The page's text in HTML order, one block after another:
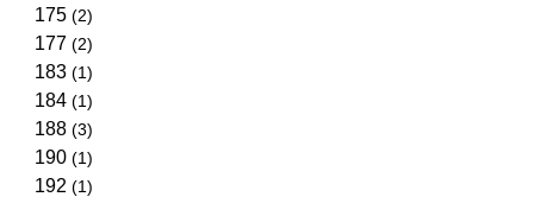
175(2)
177(2)
183(1)
184(1)
188(3)
190(1)
192(1)